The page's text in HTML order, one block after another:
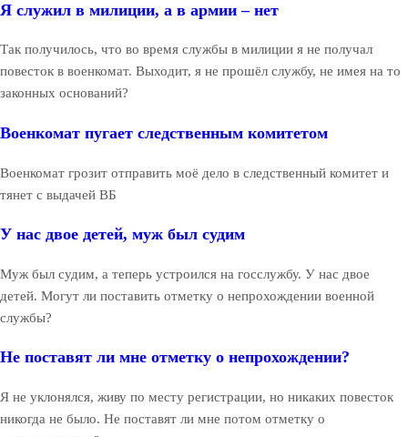
Я служил в милиции, а в армии – нет
Так получилось, что во время службы в милиции я не получал
повесток в военкомат. Выходит, я не прошёл службу, не имея на то
законных оснований?
Военкомат пугает следственным комитетом
Военкомат грозит отправить моё дело в следственный комитет и
тянет с выдачей ВБ
У нас двое детей, муж был судим
Муж был судим, а теперь устроился на госслужбу. У нас двое
детей. Могут ли поставить отметку о непрохождении военной
службы?
Не поставят ли мне отметку о непрохождении?
Я не уклонялся, живу по месту регистрации, но никаких повесток
никогда не было. Не поставят ли мне потом отметку о